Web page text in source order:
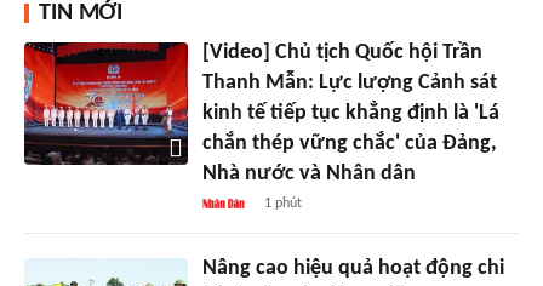
TIN MỚI
[Video] Chủ tịch Quốc hội Trần
Thanh Mẫn: Lực lượng Cảnh sát
kinh tế tiếp tục khẳng định là 'Lá
chắn thép vững chắc' của Đảng,
Nhà nước và Nhân dân
1 phút
Nâng cao hiệu quả hoạt động chi